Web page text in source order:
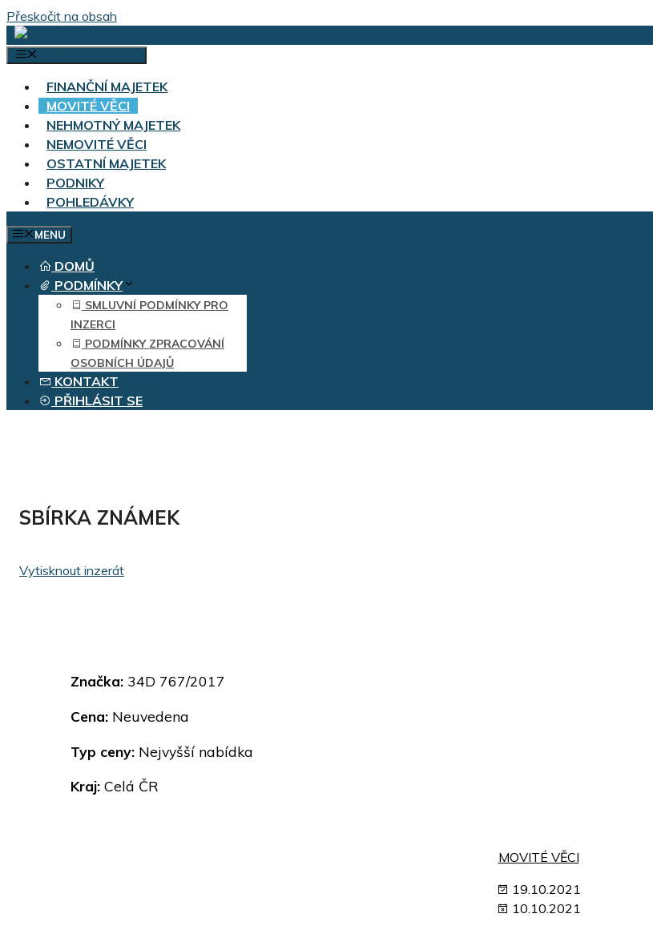
Přeskočit na obsah
FINANČNÍ MAJETEK
MOVITÉ VĚCI
NEHMOTNÝ MAJETEK
NEMOVITÉ VĚCI
OSTATNÍ MAJETEK
PODNIKY
POHLEDÁVKY
MENU
DOMŮ
PODMÍNKY
SMLUVNÍ PODMÍNKY PRO
INZERCI
PODMÍNKY ZPRACOVÁNÍ
OSOBNÍCH ÚDAJŮ
KONTAKT
PŘIHLÁSIT SE
SBÍRKA ZNÁMEK
Vytisknout inzerát
Značka: 34D 767/2017
Cena: Neuvedena
Typ ceny: Nejvyšší nabídka
Kraj: Celá ČR
MOVITÉ VĚCI
19.10.2021
10.10.2021